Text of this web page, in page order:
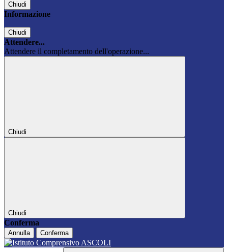
Chiudi
Informazione
Chiudi
Attendere...
Attendere il completamento dell'operazione...
Chiudi
Chiudi
Conferma
Annulla Conferma